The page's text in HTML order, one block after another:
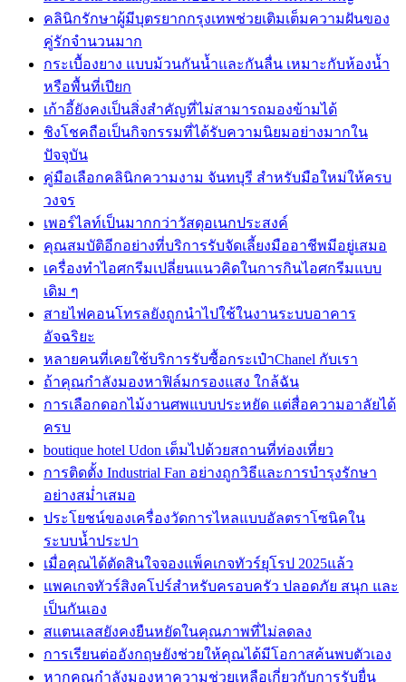
คลินิกรักษาผู้มีบุตรยากกรุงเทพช่วยเติมเต็มความฝันของ
คู่รักจำนวนมาก
กระเบื้องยาง แบบม้วนกันน้ำและกันลื่น เหมาะกับห้องน้ำ
หรือพื้นที่เปียก
เก้าอี้ยังคงเป็นสิ่งสำคัญที่ไม่สามารถมองข้ามได้
ชิงโชคถือเป็นกิจกรรมที่ได้รับความนิยมอย่างมากใน
ปัจจุบัน
คู่มือเลือกคลินิกความงาม จันทบุรี สำหรับมือใหม่ให้ครบ
วงจร
เพอร์ไลท์เป็นมากกว่าวัสดุอเนกประสงค์
คุณสมบัติอีกอย่างที่บริการรับจัดเลี้ยงมืออาชีพมีอยู่เสมอ
เครื่องทำไอศกรีมเปลี่ยนแนวคิดในการกินไอศกรีมแบบ
เดิม ๆ
สายไฟคอนโทรลยังถูกนำไปใช้ในงานระบบอาคาร
อัจฉริยะ
หลายคนที่เคยใช้บริการรับซื้อกระเป๋าChanel กับเรา
ถ้าคุณกำลังมองหาฟิล์มกรองแสง ใกล้ฉัน
การเลือกดอกไม้งานศพแบบประหยัด แต่สื่อความอาลัยได้
ครบ
boutique hotel Udon เต็มไปด้วยสถานที่ท่องเที่ยว
การติดตั้ง Industrial Fan อย่างถูกวิธีและการบำรุงรักษา
อย่างสม่ำเสมอ
ประโยชน์ของเครื่องวัดการไหลแบบอัลตราโซนิคใน
ระบบน้ำประปา
เมื่อคุณได้ตัดสินใจจองแพ็คเกจทัวร์ยุโรป 2025แล้ว
แพคเกจทัวร์สิงคโปร์สำหรับครอบครัว ปลอดภัย สนุก และ
เป็นกันเอง
สแตนเลสยังคงยืนหยัดในคุณภาพที่ไม่ลดลง
การเรียนต่ออังกฤษยังช่วยให้คุณได้มีโอกาสค้นพบตัวเอง
หากคุณกำลังมองหาความช่วยเหลือเกี่ยวกับการรับยื่น